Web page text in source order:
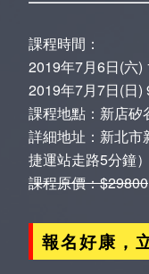
課程時間：
2019年7月6日(六)
2019年7月7日(日)
課程地點：新店矽
詳細地址：新北市
捷運站走路5分鐘）
課程原價：$29800
報名好康，